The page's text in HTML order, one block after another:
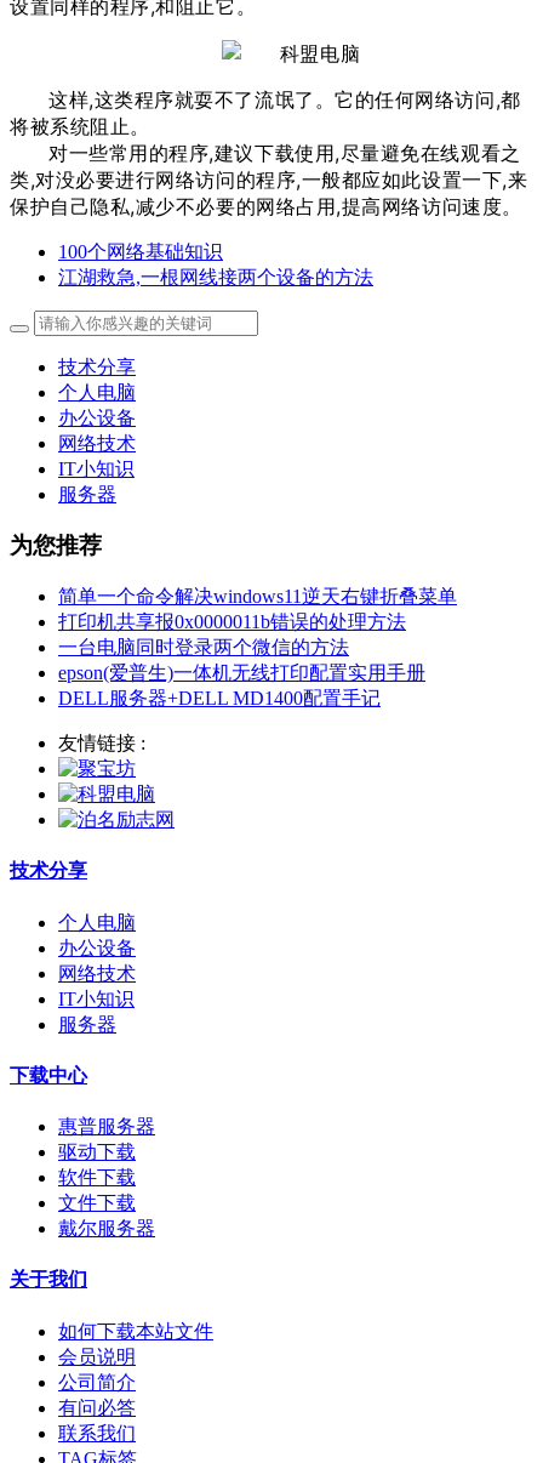
设置同样的程序,和阻止它。
这样,这类程序就耍不了流氓了。它的任何网络访问,都
将被系统阻止。
对一些常用的程序,建议下载使用,尽量避免在线观看之
类,对没必要进行网络访问的程序,一般都应如此设置一下,来
保护自己隐私,减少不必要的网络占用,提高网络访问速度。
100个网络基础知识
江湖救急,一根网线接两个设备的方法
技术分享
个人电脑
办公设备
网络技术
IT小知识
服务器
为您推荐
简单一个命令解决windows11逆天右键折叠菜单
打印机共享报0x0000011b错误的处理方法
一台电脑同时登录两个微信的方法
epson(爱普生)一体机无线打印配置实用手册
DELL服务器+DELL MD1400配置手记
友情链接 :
技术分享
个人电脑
办公设备
网络技术
IT小知识
服务器
下载中心
惠普服务器
驱动下载
软件下载
文件下载
戴尔服务器
关于我们
如何下载本站文件
会员说明
公司简介
有问必答
联系我们
TAG标签